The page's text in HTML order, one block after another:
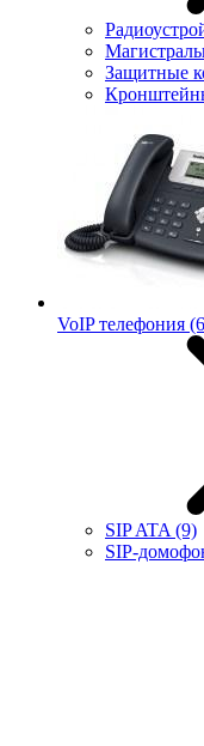
Защитные
VoIP телефония
SIP ATA (9)
SIP-